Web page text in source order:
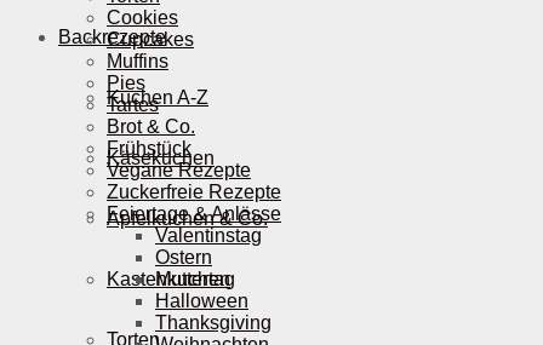
Backrezepte
Kuchen A-Z
Käsekuchen
Apfelkuchen & Co.
Kastenkuchen
Torten
Cookies
Cupcakes
Muffins
Pies
Tartes
Brot & Co.
Frühstück
Vegane Rezepte
Zuckerfreie Rezepte
Feiertage & Anlässe
Valentinstag
Ostern
Muttertag
Halloween
Thanksgiving